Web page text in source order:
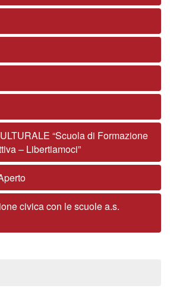
“Scuola di Formazione
– Libertiamoci”
civica con le scuole a.s.